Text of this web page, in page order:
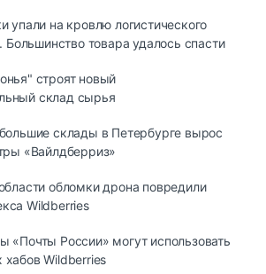
упали на кровлю логистического
Большинство товара удалось спасти
строят новый
склад сырья
склады в Петербурге вырос
«Вайлдберриз»
обломки дрона повредили
Wildberries
России» могут использовать
хабов Wildberries